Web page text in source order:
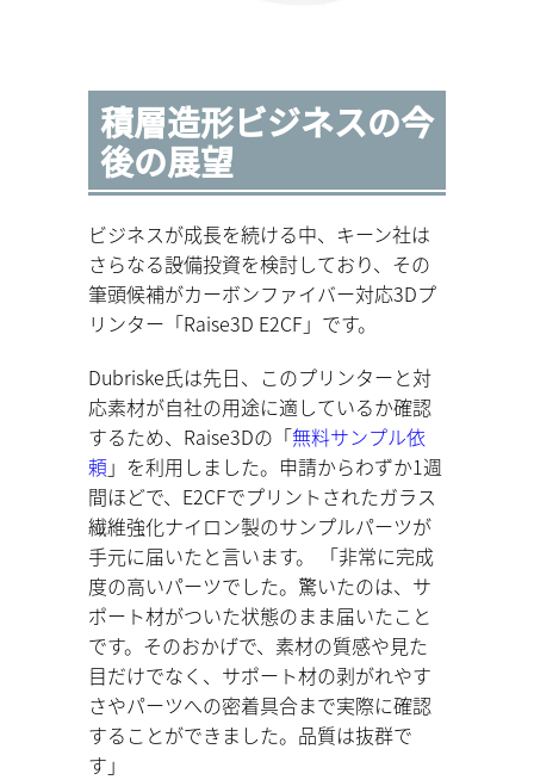
積層造形ビジネスの今
後の展望
ビジネスが成長を続ける中、キーン社は
さらなる設備投資を検討しており、その
筆頭候補がカーボンファイバー対応3Dプ
リンター「Raise3D E2CF」です。
Dubriske氏は先日、このプリンターと対
応素材が自社の用途に適しているか確認
するため、Raise3Dの「無料サンプル依
頼」を利用しました。申請からわずか1週
間ほどで、E2CFでプリントされたガラス
繊維強化ナイロン製のサンプルパーツが
手元に届いたと言います。 「非常に完成
度の高いパーツでした。驚いたのは、サ
ポート材がついた状態のまま届いたこと
です。そのおかげで、素材の質感や見た
目だけでなく、サポート材の剥がれやす
さやパーツへの密着具合まで実際に確認
することができました。品質は抜群で
す」